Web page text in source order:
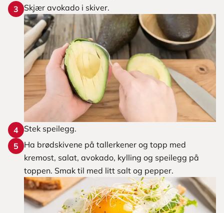
3
Skjær avokado i skiver.
4 Stek speilegg.
5
Ha brødskivene på tallerkener og topp med
kremost, salat, avokado, kylling og speilegg på
toppen. Smak til med litt salt og pepper.